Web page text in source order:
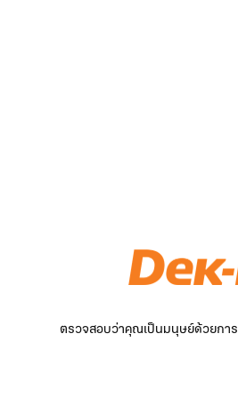
ตรวจสอบว่าคุณเป็นมนุษย์ด้วยการ